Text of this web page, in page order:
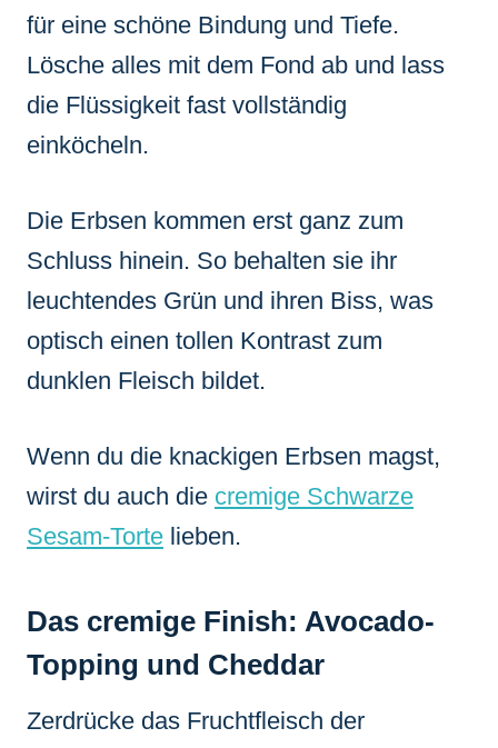
für eine schöne Bindung und Tiefe.
Lösche alles mit dem Fond ab und lass
die Flüssigkeit fast vollständig
einköcheln.
Die Erbsen kommen erst ganz zum
Schluss hinein. So behalten sie ihr
leuchtendes Grün und ihren Biss, was
optisch einen tollen Kontrast zum
dunklen Fleisch bildet.
Wenn du die knackigen Erbsen magst,
wirst du auch die cremige Schwarze
Sesam-Torte lieben.
Das cremige Finish: Avocado-
Topping und Cheddar
Zerdrücke das Fruchtfleisch der